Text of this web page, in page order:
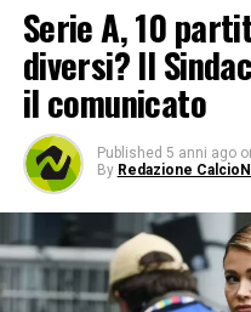
Serie A, 10
diversi? Il
il comunicato
Published 5 anni ago
By Redazione